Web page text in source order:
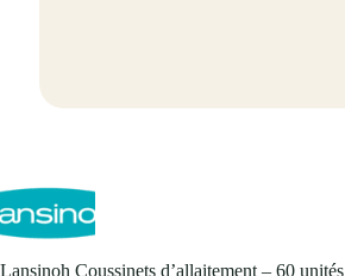
Lansinoh Coussinets d’allaitement – 60 unités